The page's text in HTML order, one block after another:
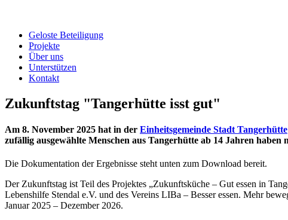
Geloste Beteiligung
Projekte
Über uns
Unterstützen
Kontakt
Zukunftstag "Tangerhütte isst gut"
Am 8. November 2025 hat in der Einheitsgemeinde Stadt Tangerhütte
zufällig ausgewählte Menschen aus Tangerhütte ab 14 Jahren
Die Dokumentation der Ergebnisse steht unten zum Download bereit.
Der Zukunftstag ist Teil des Projektes „Zukunftsküche – Gut essen in
Lebenshilfe Stendal e.V. und des Vereins LIBa – Besser essen. Mehr
Januar 2025 – Dezember 2026.